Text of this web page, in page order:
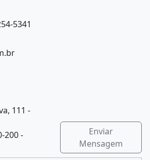
5341
111 -
200 -
Enviar
Mensagem